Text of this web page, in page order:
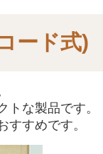
ード式)
な製品です。
すすめです。